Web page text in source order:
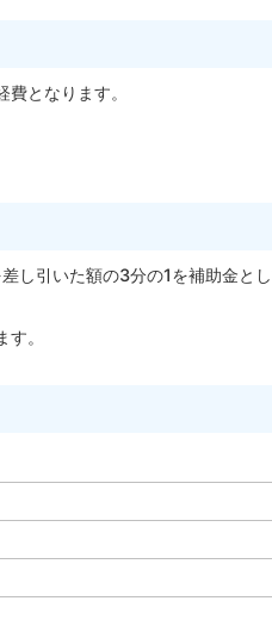
となります。
し引いた額の3分の1を補助金と
。